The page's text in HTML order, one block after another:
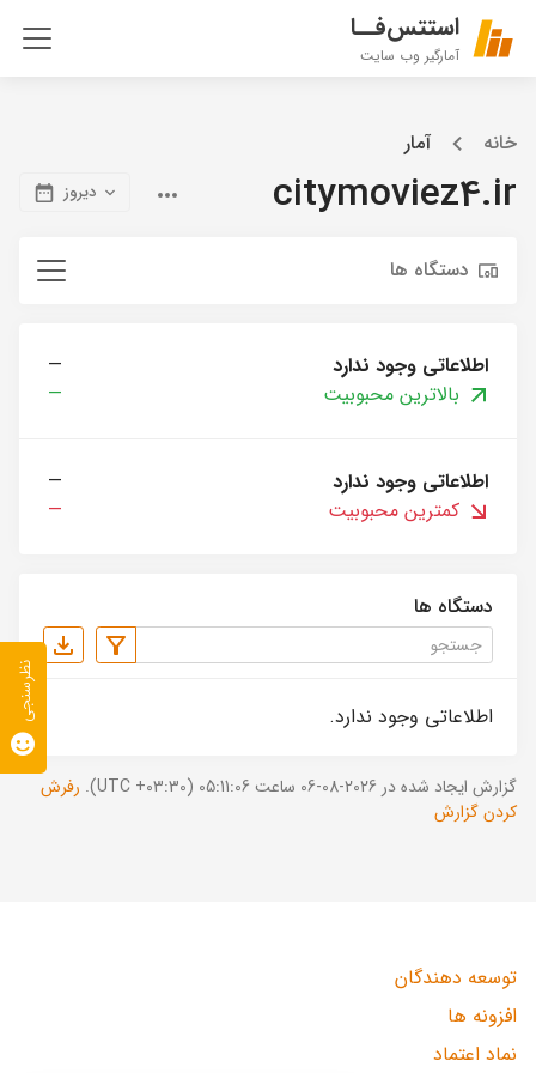
استتس‌فــا
آمارگیر وب سایت
خانه آمار
citymoviez4.ir دیروز
دستگاه ها
اطلاعاتی وجود ندارد
—
بالاترین محبوبیت
—
اطلاعاتی وجود ندارد
—
کمترین محبوبیت
—
دستگاه ها
اطلاعاتی وجود ندارد.
گزارش ایجاد شده در 2026-08-06 ساعت 05:11:06 (UTC +03:30).
رفرش
کردن گزارش
توسعه دهندگان
افزونه ها
نماد اعتماد
نظرسنجی